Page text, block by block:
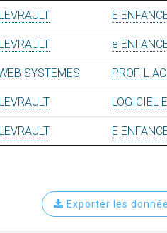
E
e
SYSTEMES PROFIL
LOGICIEL
E
Exporter les